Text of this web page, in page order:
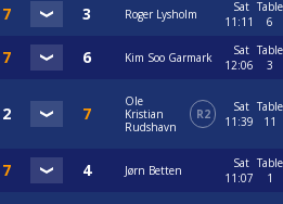
Roger Lysholm
Sat
11:11
Table
6
Kim Soo Garmark
Sat
12:06
Table
3
Ole
Kristian
Rudshavn
R2
Sat
11:39
Table
11
Jørn Betten
Sat
11:07
Table
1